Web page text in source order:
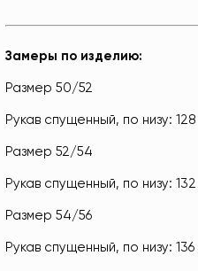
Замеры по изделию:
Размер 50/52
Рукав спущенный, по низу:
Размер 52/54
Рукав спущенный, по низу:
Размер 54/56
Рукав спущенный, по низу: